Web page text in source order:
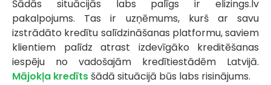
Šādās situācijās labs palīgs ir elizings.lv
pakalpojums. Tas ir uzņēmums, kurš ar savu
izstrādāto kredītu salīdzināšanas platformu, saviem
klientiem palīdz atrast izdevīgāko kreditēšanas
iespēju no vadošajām kredītiestādēm Latvijā.
Mājokļa kredīts šādā situācijā būs labs risinājums.